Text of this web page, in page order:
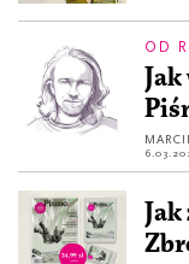
OD
Jak